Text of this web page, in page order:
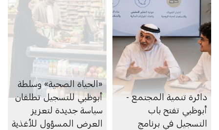
دائرة تنمية المجتمع -
أبوظبي تفتح باب
التسجيل في برنامج
«الحياة الصحية» وسلطة
أبوظبي للتسجيل تطلقان
سياسة جديدة لتعزيز
العرض المسؤول للأغذية